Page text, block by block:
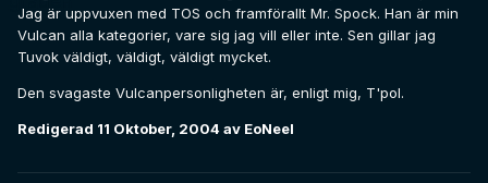
Jag är uppvuxen med TOS och framförallt Mr. Spock. Han är min
Vulcan alla kategorier, vare sig jag vill eller inte. Sen gillar jag
Tuvok väldigt, väldigt, väldigt mycket.
Den svagaste Vulcanpersonligheten är, enligt mig, T'pol.
Redigerad 11 Oktober, 2004av EoNeel